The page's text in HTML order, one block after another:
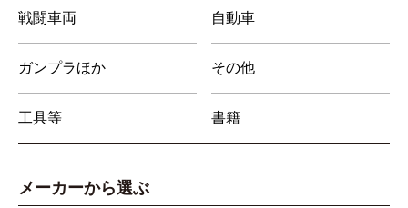
戦闘車両 自動車
ガンプラほか その他
工具等 書籍
メーカーから選ぶ